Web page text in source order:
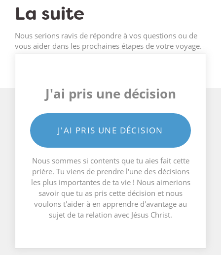
La suite
Nous serions ravis de répondre à vos questions ou de
vous aider dans les prochaines étapes de votre voyage.
J'ai pris une décision
J'AI PRIS UNE DÉCISION
Nous sommes si contents que tu aies fait cette
prière. Tu viens de prendre l'une des décisions
les plus importantes de ta vie ! Nous aimerions
savoir que tu as pris cette décision et nous
voulons t'aider à en apprendre d'avantage au
sujet de ta relation avec Jésus Christ.